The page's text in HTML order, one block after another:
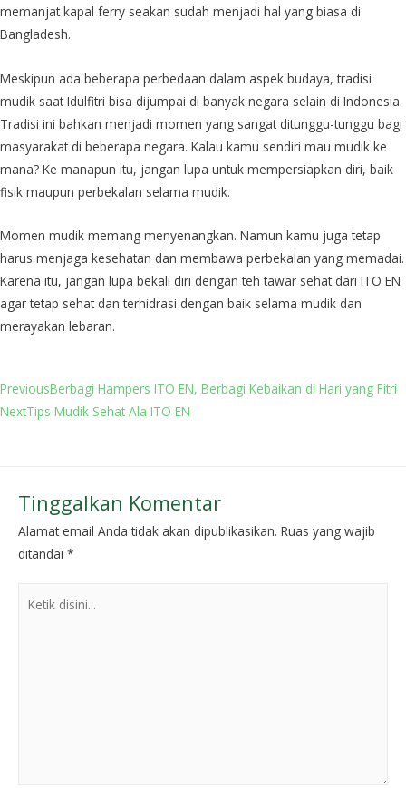
memanjat kapal ferry seakan sudah menjadi hal yang biasa di
Bangladesh.
Meskipun ada beberapa perbedaan dalam aspek budaya, tradisi
mudik saat Idulfitri bisa dijumpai di banyak negara selain di Indonesia.
Tradisi ini bahkan menjadi momen yang sangat ditunggu-tunggu bagi
masyarakat di beberapa negara. Kalau kamu sendiri mau mudik ke
mana? Ke manapun itu, jangan lupa untuk mempersiapkan diri, baik
fisik maupun perbekalan selama mudik.
Momen mudik memang menyenangkan. Namun kamu juga tetap
harus menjaga kesehatan dan membawa perbekalan yang memadai.
Karena itu, jangan lupa bekali diri dengan teh tawar sehat dari ITO EN
agar tetap sehat dan terhidrasi dengan baik selama mudik dan
merayakan lebaran.
PreviousBerbagi Hampers ITO EN, Berbagi Kebaikan di Hari yang Fitri
NextTips Mudik Sehat Ala ITO EN
Tinggalkan Komentar
Alamat email Anda tidak akan dipublikasikan. Ruas yang wajib
ditandai *